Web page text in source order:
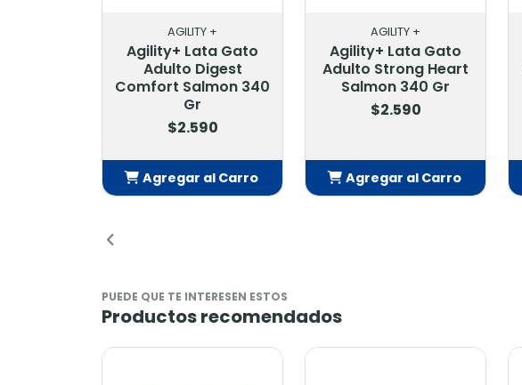
AGILITY +
Agility+ Lata Gato
Adulto Digest
Comfort Salmon 340
Gr
$2.590
Agregar al Carro
AGILITY +
Agility+ Lata Gato
Adulto Strong Heart
Salmon 340 Gr
$2.590
Agregar al Carro
PUEDE QUE TE INTERESEN ESTOS
Productos recomendados